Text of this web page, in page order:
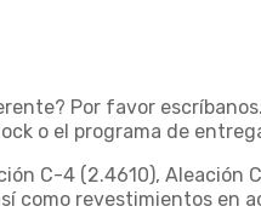
Por favor
o el programa de
C-4 (2.4610), Aleación
como revestimientos en